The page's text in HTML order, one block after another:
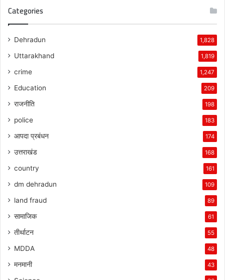
Categories
Dehradun 1,828
Uttarakhand 1,819
crime 1,247
Education 209
राजनीति 198
police 183
आपदा प्रबंधन 174
उत्तराखंड 168
country 161
dm dehradun 109
land fraud 89
सामाजिक 61
तीर्थाटन 55
MDDA 48
मनमानी 43